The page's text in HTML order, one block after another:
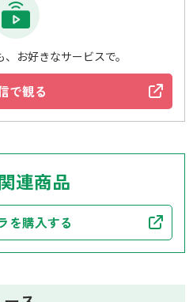
お好きなサービスで。
で観る
連商品
を購入する